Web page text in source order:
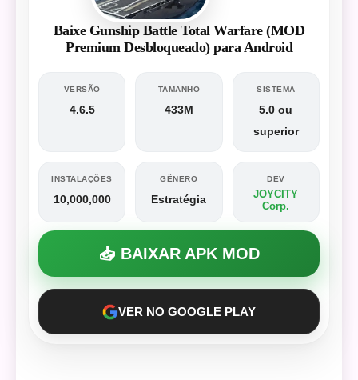
Baixe Gunship Battle Total Warfare (MOD
Premium Desbloqueado) para Android
VERSÃO
4.6.5
TAMANHO
433M
SISTEMA
5.0 ou
superior
INSTALAÇÕES
10,000,000
GÊNERO
Estratégia
DEV
JOYCITY
Corp.
📥 BAIXAR APK MOD
VER NO GOOGLE PLAY